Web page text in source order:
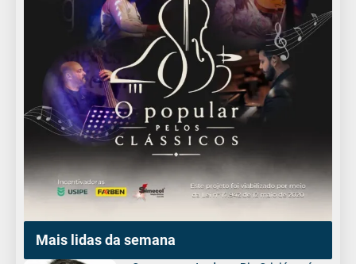
Mais lidas da semana